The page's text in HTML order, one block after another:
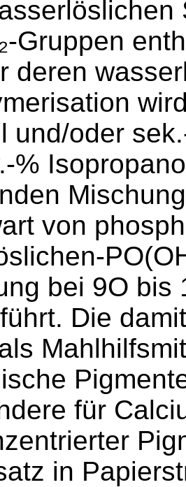
Gruppen
deren
und/oder
%
von
bei 9O bis
Die
für
in